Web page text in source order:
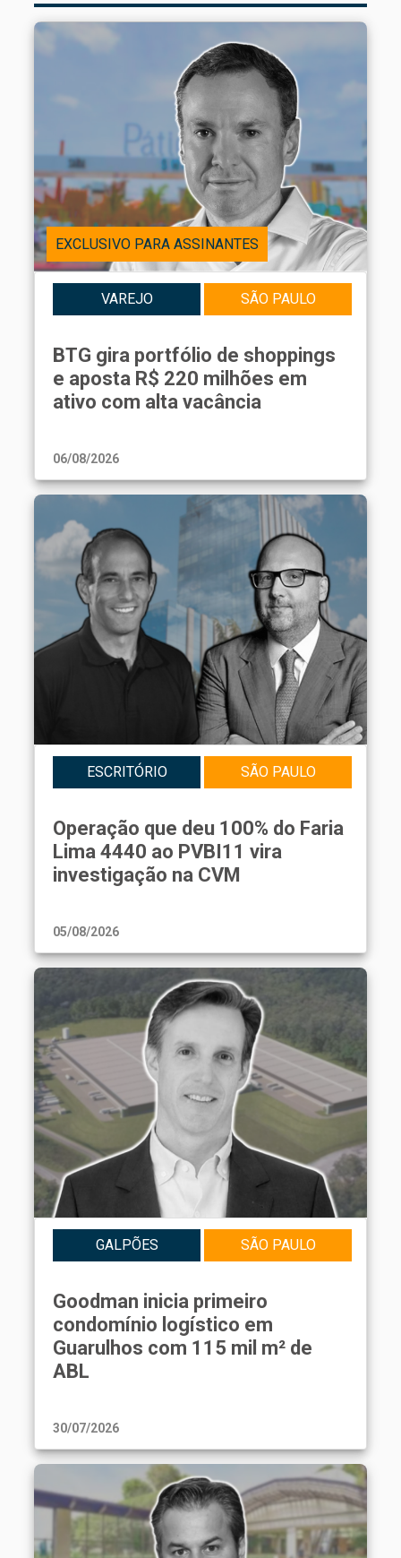
EXCLUSIVO PARA ASSINANTES
VAREJO SÃO PAULO
BTG gira portfólio de shoppings
e aposta R$ 220 milhões em
ativo com alta vacância
06/08/2026
ESCRITÓRIO SÃO PAULO
Operação que deu 100% do Faria
Lima 4440 ao PVBI11 vira
investigação na CVM
05/08/2026
GALPÕES SÃO PAULO
Goodman inicia primeiro
condomínio logístico em
Guarulhos com 115 mil m² de
ABL
30/07/2026